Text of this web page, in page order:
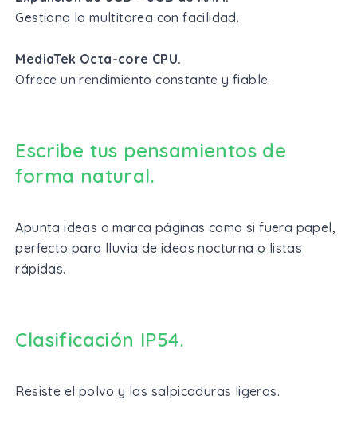
Gestiona la multitarea con facilidad.
MediaTek Octa-core CPU.
Ofrece un rendimiento constante y fiable.
Escribe tus pensamientos de
forma natural.
Apunta ideas o marca páginas como si fuera papel,
perfecto para lluvia de ideas nocturna o listas
rápidas.
Clasificación IP54.
Resiste el polvo y las salpicaduras ligeras.